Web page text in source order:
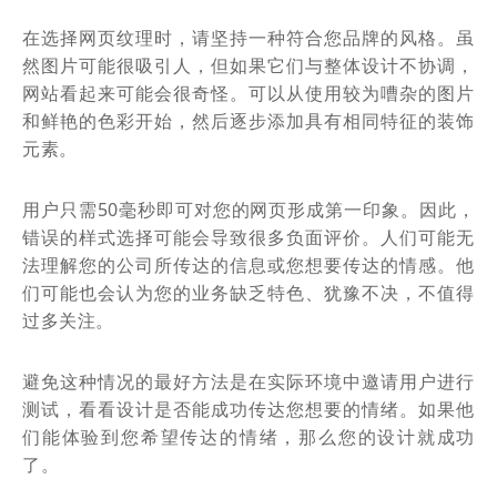
在选择网页纹理时，请坚持一种符合您品牌的风格。虽
然图片可能很吸引人，但如果它们与整体设计不协调，
网站看起来可能会很奇怪。可以从使用较为嘈杂的图片
和鲜艳的色彩开始，然后逐步添加具有相同特征的装饰
元素。
用户只需50毫秒即可对您的网页形成第一印象。因此，
错误的样式选择可能会导致很多负面评价。人们可能无
法理解您的公司所传达的信息或您想要传达的情感。他
们可能也会认为您的业务缺乏特色、犹豫不决，不值得
过多关注。
避免这种情况的最好方法是在实际环境中邀请用户进行
测试，看看设计是否能成功传达您想要的情绪。如果他
们能体验到您希望传达的情绪，那么您的设计就成功
了。